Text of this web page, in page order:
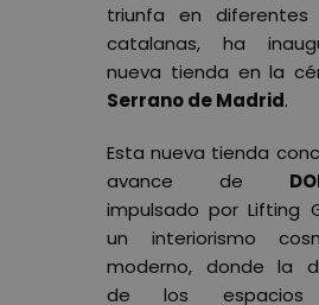
triunfa en diferentes
catalanas, ha
nueva tienda en la
Serrano de Madrid.
Esta nueva tienda
avance de
impulsado por Lifting
un interiorismo
moderno, donde la
de los espacios